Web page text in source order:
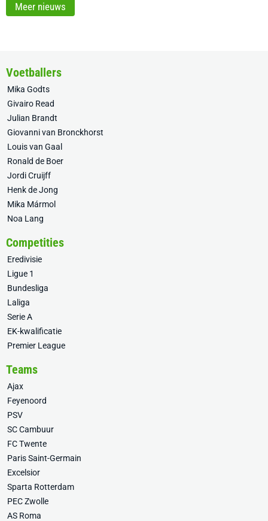
Meer nieuws
Voetballers
Mika Godts
Givairo Read
Julian Brandt
Giovanni van Bronckhorst
Louis van Gaal
Ronald de Boer
Jordi Cruijff
Henk de Jong
Mika Mármol
Noa Lang
Competities
Eredivisie
Ligue 1
Bundesliga
Laliga
Serie A
EK-kwalificatie
Premier League
Teams
Ajax
Feyenoord
PSV
SC Cambuur
FC Twente
Paris Saint-Germain
Excelsior
Sparta Rotterdam
PEC Zwolle
AS Roma